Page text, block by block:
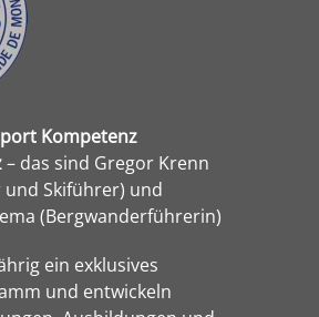
Kompetenz
– das sind Gregor Krenn
und Skiführer) und
(Bergwanderführerin)
ein exklusives
und entwickeln